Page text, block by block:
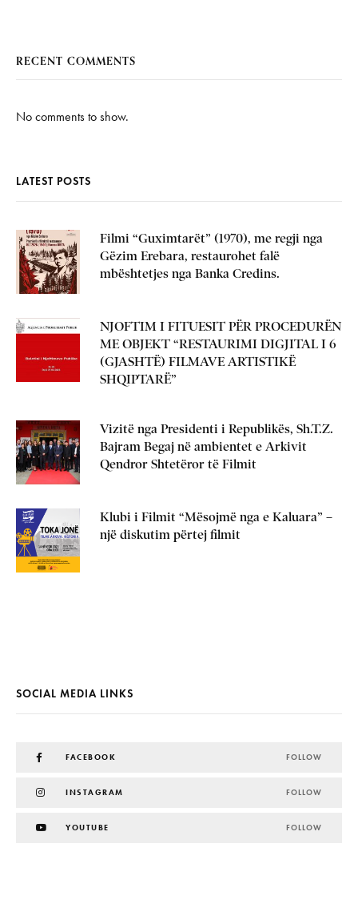
RECENT COMMENTS
No comments to show.
LATEST POSTS
Filmi “Guximtarët” (1970), me regji nga
Gëzim Erebara, restaurohet falë
mbështetjes nga Banka Credins.
NJOFTIM I FITUESIT PËR PROCEDURËN
ME OBJEKT “RESTAURIMI DIGJITAL I 6
(GJASHTË) FILMAVE ARTISTIKË
SHQIPTARË”
Vizitë nga Presidenti i Republikës, Sh.T.Z.
Bajram Begaj në ambientet e Arkivit
Qendror Shtetëror të Filmit
Klubi i Filmit “Mësojmë nga e Kaluara” –
një diskutim përtej filmit
SOCIAL MEDIA LINKS
FACEBOOK FOLLOW
INSTAGRAM FOLLOW
YOUTUBE FOLLOW